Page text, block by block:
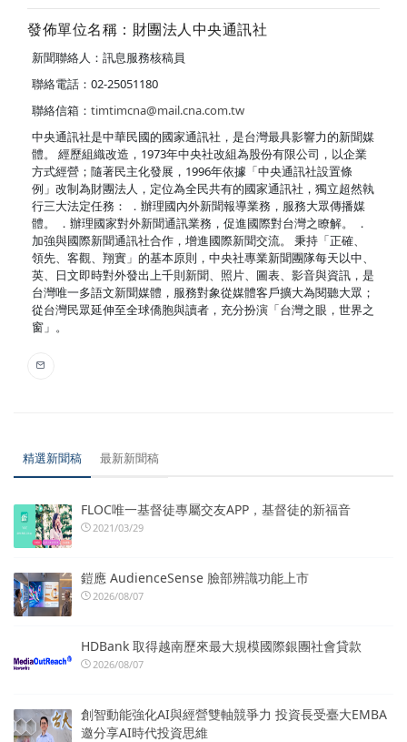
發佈單位名稱：財團法人中央通訊社
新聞聯絡人：訊息服務核稿員
聯絡電話：02-25051180
聯絡信箱： timtimcna@mail.cna.com.tw
中央通訊社是中華民國的國家通訊社，是台灣最具影響力的新聞媒
體。 經歷組織改造，1973年中央社改組為股份有限公司，以企業
方式經營；隨著民主化發展，1996年依據「中央通訊社設置條
例」改制為財團法人，定位為全民共有的國家通訊社，獨立超然執
行三大法定任務： ．辦理國內外新聞報導業務，服務大眾傳播媒
體。 ．辦理國家對外新聞通訊業務，促進國際對台灣之瞭解。 ．
加強與國際新聞通訊社合作，增進國際新聞交流。 秉持「正確、
領先、客觀、翔實」的基本原則，中央社專業新聞團隊每天以中、
英、日文即時對外發出上千則新聞、照片、圖表、影音與資訊，是
台灣唯一多語文新聞媒體，服務對象從媒體客戶擴大為閱聽大眾；
從台灣民眾延伸至全球僑胞與讀者，充分扮演「台灣之眼，世界之
窗」。
精選新聞稿 最新新聞稿
FLOC唯一基督徒專屬交友APP，基督徒的新福音
2021/03/29
鎧應 AudienceSense 臉部辨識功能上市
2026/08/07
HDBank 取得越南歷來最大規模國際銀團社會貸款
2026/08/07
創智動能強化AI與經營雙軸競爭力 投資長受臺大EMBA
邀分享AI時代投資思維